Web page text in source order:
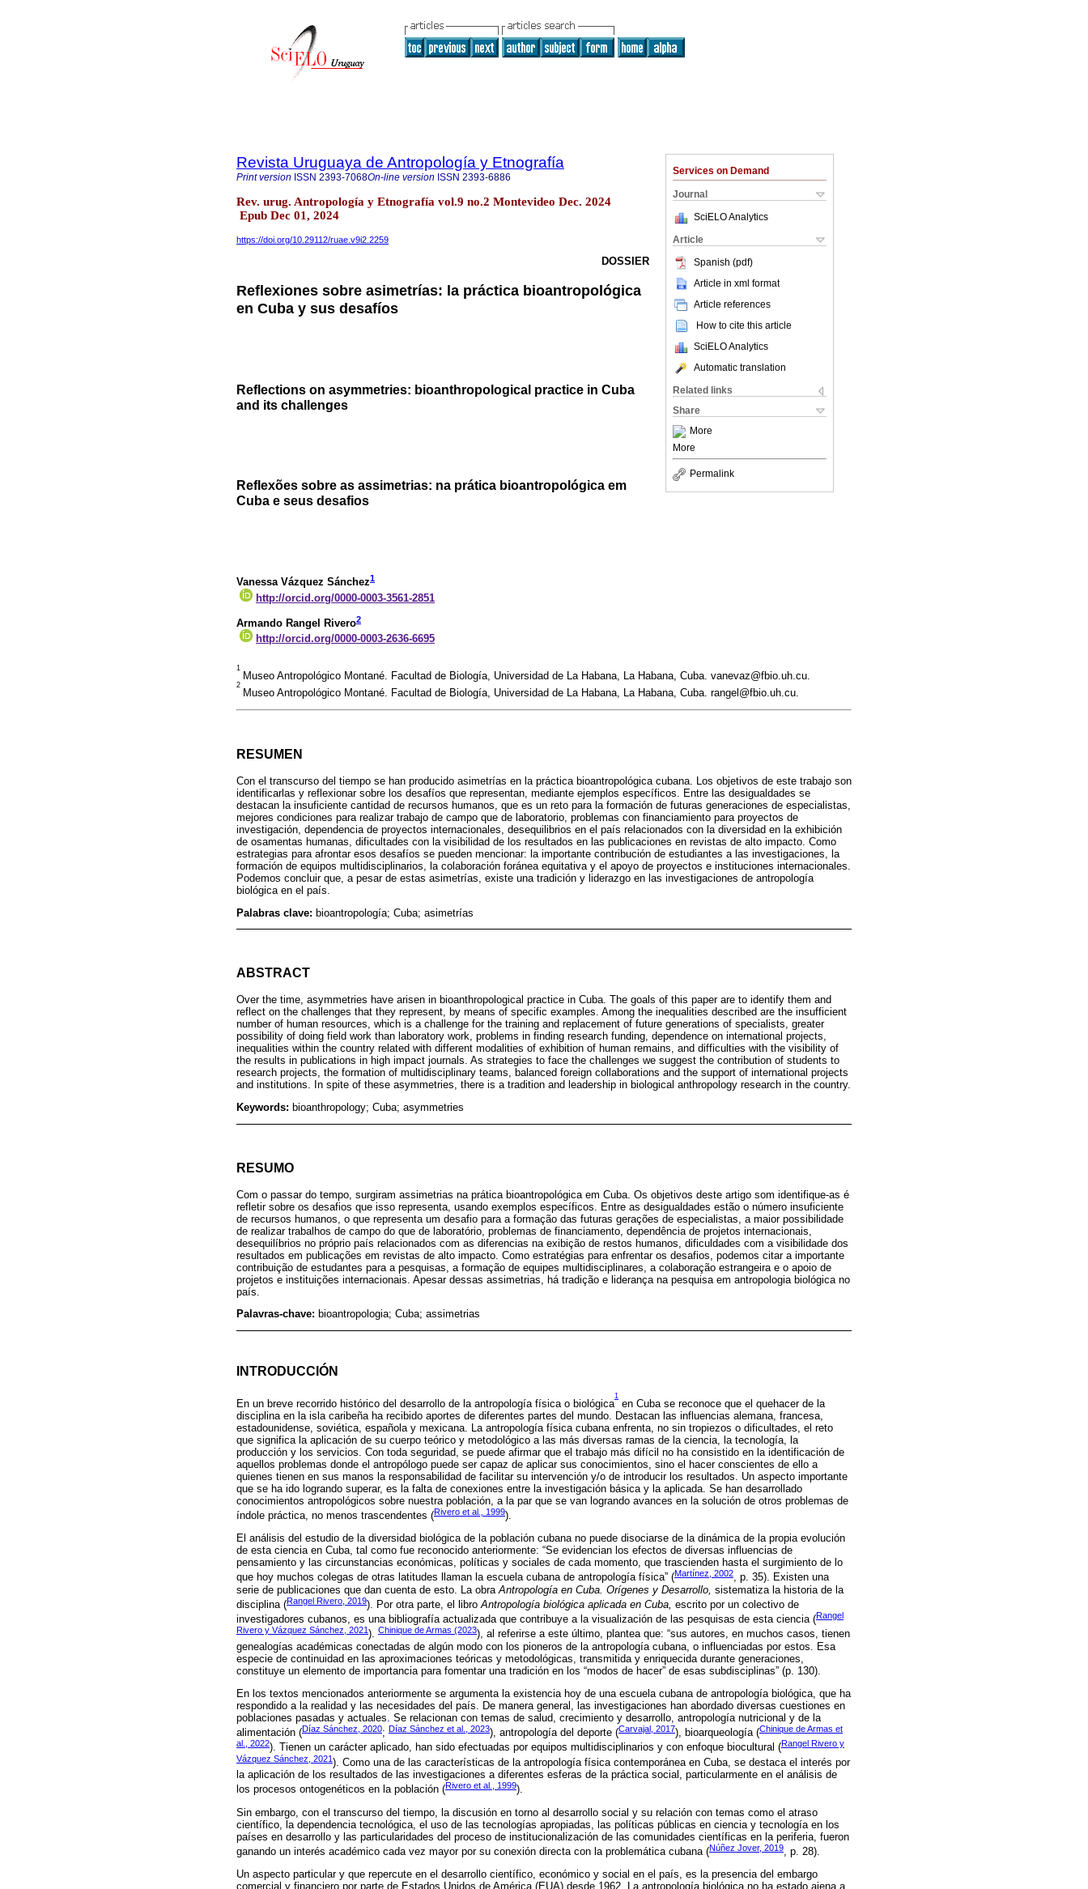
Services on Demand
Journal
SciELO Analytics
Article
Spanish (pdf)
Article in xml format
Article references
How to cite this article
SciELO Analytics
Automatic translation
Related links
Share
More
More
Permalink
Revista Uruguaya de Antropología y Etnografía
Print version ISSN 2393-7068On-line version ISSN 2393-6886
Rev. urug. Antropología y Etnografía vol.9 no.2 Montevideo Dec. 2024
Epub Dec 01, 2024
https://doi.org/10.29112/ruae.v9i2.2259
DOSSIER
Reflexiones sobre asimetrías: la práctica bioantropológica
en Cuba y sus desafíos
Reflections on asymmetries: bioanthropological practice in Cuba
and its challenges
Reflexões sobre as assimetrias: na prática bioantropológica em
Cuba e seus desafios
Vanessa Vázquez Sánchez1
http://orcid.org/0000-0003-3561-2851
Armando Rangel Rivero2
http://orcid.org/0000-0003-2636-6695
1
Museo Antropológico Montané. Facultad de Biología, Universidad de La Habana, La Habana, Cuba. vanevaz@fbio.uh.cu.
2
Museo Antropológico Montané. Facultad de Biología, Universidad de La Habana, La Habana, Cuba. rangel@fbio.uh.cu.
RESUMEN
Con el transcurso del tiempo se han producido asimetrías en la práctica bioantropológica cubana. Los objetivos de este trabajo son
identificarlas y reflexionar sobre los desafíos que representan, mediante ejemplos específicos. Entre las desigualdades se
destacan la insuficiente cantidad de recursos humanos, que es un reto para la formación de futuras generaciones de especialistas,
mejores condiciones para realizar trabajo de campo que de laboratorio, problemas con financiamiento para proyectos de
investigación, dependencia de proyectos internacionales, desequilibrios en el país relacionados con la diversidad en la exhibición
de osamentas humanas, dificultades con la visibilidad de los resultados en las publicaciones en revistas de alto impacto. Como
estrategias para afrontar esos desafíos se pueden mencionar: la importante contribución de estudiantes a las investigaciones, la
formación de equipos multidisciplinarios, la colaboración foránea equitativa y el apoyo de proyectos e instituciones internacionales.
Podemos concluir que, a pesar de estas asimetrías, existe una tradición y liderazgo en las investigaciones de antropología
biológica en el país.
Palabras clave: bioantropología; Cuba; asimetrías
ABSTRACT
Over the time, asymmetries have arisen in bioanthropological practice in Cuba. The goals of this paper are to identify them and
reflect on the challenges that they represent, by means of specific examples. Among the inequalities described are the insufficient
number of human resources, which is a challenge for the training and replacement of future generations of specialists, greater
possibility of doing field work than laboratory work, problems in finding research funding, dependence on international projects,
inequalities within the country related with different modalities of exhibition of human remains, and difficulties with the visibility of
the results in publications in high impact journals. As strategies to face the challenges we suggest the contribution of students to
research projects, the formation of multidisciplinary teams, balanced foreign collaborations and the support of international projects
and institutions. In spite of these asymmetries, there is a tradition and leadership in biological anthropology research in the country.
Keywords: bioanthropology; Cuba; asymmetries
RESUMO
Com o passar do tempo, surgiram assimetrias na prática bioantropológica em Cuba. Os objetivos deste artigo som identifique-as é
refletir sobre os desafios que isso representa, usando exemplos específicos. Entre as desigualdades estão o número insuficiente
de recursos humanos, o que representa um desafio para a formação das futuras gerações de especialistas, a maior possibilidade
de realizar trabalhos de campo do que de laboratório, problemas de financiamento, dependência de projetos internacionais,
desequilíbrios no próprio país relacionados com as diferencias na exibição de restos humanos, dificuldades com a visibilidade dos
resultados em publicações em revistas de alto impacto. Como estratégias para enfrentar os desafios, podemos citar a importante
contribuição de estudantes para a pesquisas, a formação de equipes multidisciplinares, a colaboração estrangeira e o apoio de
projetos e instituições internacionais. Apesar dessas assimetrias, há tradição e liderança na pesquisa em antropologia biológica no
país.
Palavras-chave: bioantropologia; Cuba; assimetrias
INTRODUCCIÓN
En un breve recorrido histórico del desarrollo de la antropología física o biológica
1
en Cuba se reconoce que el quehacer de la
disciplina en la isla caribeña ha recibido aportes de diferentes partes del mundo. Destacan las influencias alemana, francesa,
estadounidense, soviética, española y mexicana. La antropología física cubana enfrenta, no sin tropiezos o dificultades, el reto
que significa la aplicación de su cuerpo teórico y metodológico a las más diversas ramas de la ciencia, la tecnología, la
producción y los servicios. Con toda seguridad, se puede afirmar que el trabajo más difícil no ha consistido en la identificación de
aquellos problemas donde el antropólogo puede ser capaz de aplicar sus conocimientos, sino el hacer conscientes de ello a
quienes tienen en sus manos la responsabilidad de facilitar su intervención y/o de introducir los resultados. Un aspecto importante
que se ha ido logrando superar, es la falta de conexiones entre la investigación básica y la aplicada. Se han desarrollado
conocimientos antropológicos sobre nuestra población, a la par que se van logrando avances en la solución de otros problemas de
índole práctica, no menos trascendentes (Rivero et al 1999).
El análisis del estudio de la diversidad biológica de la población cubana no puede disociarse de la dinámica de la propia evolución
de esta ciencia en Cuba, tal como fue reconocido anteriormente: “Se evidencian los efectos de diversas influencias de
pensamiento y las circunstancias económicas, políticas y sociales de cada momento, que trascienden hasta el surgimiento de lo
que hoy muchos colegas de otras latitudes llaman la escuela cubana de antropología física” (Martínez, 2002, p. 35). Existen una
serie de publicaciones que dan cuenta de esto. La obra Antropología en Cuba. Orígenes y Desarrollo, sistematiza la historia de la
disciplina (Rangel Rivero, 2019). Por otra parte, el libro Antropología biológica aplicada en Cuba, escrito por un colectivo de
investigadores cubanos, es una bibliografía actualizada que contribuye a la visualización de las pesquisas de esta ciencia (Rangel
Rivero y Vázquez Sánchez, 2021 ). Chinique de Armas (2023), al referirse a este último, plantea que: “sus autores, en muchos casos, tienen
genealogías académicas conectadas de algún modo con los pioneros de la antropología cubana, o influenciadas por estos. Esa
especie de continuidad en las aproximaciones teóricas y metodológicas, transmitida y enriquecida durante generaciones,
constituye un elemento de importancia para fomentar una tradición en los “modos de hacer” de esas subdisciplinas” (p. 130).
En los textos mencionados anteriormente se argumenta la existencia hoy de una escuela cubana de antropología biológica, que ha
respondido a la realidad y las necesidades del país. De manera general, las investigaciones han abordado diversas cuestiones en
poblaciones pasadas y actuales. Se relacionan con temas de salud, crecimiento y desarrollo, antropología nutricional y de la
alimentación (Díaz Sánchez, 2020; Díaz Sánchez et al., 2023), antropología del deporte (Carvajal, 2017), bioarqueología (Chinique de Armas et
al., 2022). Tienen un carácter aplicado, han sido efectuadas por equipos multidisciplinarios y con enfoque biocultural (Rangel Rivero y
Vázquez Sánchez, 2021). Como una de las características de la antropología física contemporánea en Cuba, se destaca el interés por
la aplicación de los resultados de las investigaciones a diferentes esferas de la práctica social, particularmente en el análisis de
los procesos ontogenéticos en la población (Rivero et al , 1999).
Sin embargo, con el transcurso del tiempo, la discusión en torno al desarrollo social y su relación con temas como el atraso
científico, la dependencia tecnológica, el uso de las tecnologías apropiadas, las políticas públicas en ciencia y tecnología en los
países en desarrollo y las particularidades del proceso de institucionalización de las comunidades científicas en la periferia, fueron
ganando un interés académico cada vez mayor por su conexión directa con la problemática cubana (Núñez Jover, 2019, p. 28).
Un aspecto particular y que repercute en el desarrollo científico, económico y social en el país, es la presencia del embargo
comercial y financiero por parte de Estados Unidos de América (EUA) desde 1962. La antropología biológica no ha estado ajena a